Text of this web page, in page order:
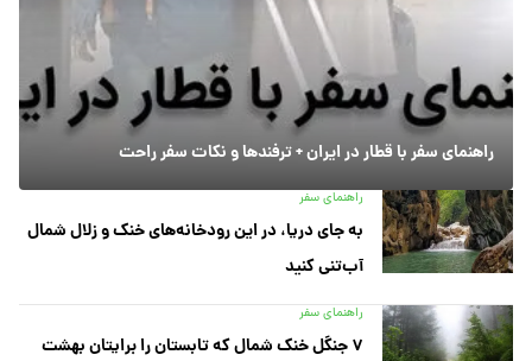
راهنمای سفر با قطار در ایران + ترفندها و نکات سفر راحت
راهنمای سفر
به جای دریا، در این رودخانه‌های خنک و زلال شمال
آب‌تنی کنید
راهنمای سفر
۷ جنگل خنک شمال که تابستان را برایتان بهشت